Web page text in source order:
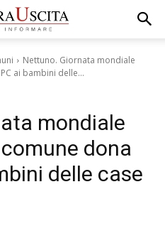
Nettuno. Giornata mondiale
ai bambini delle...
mondiale
dona
delle case